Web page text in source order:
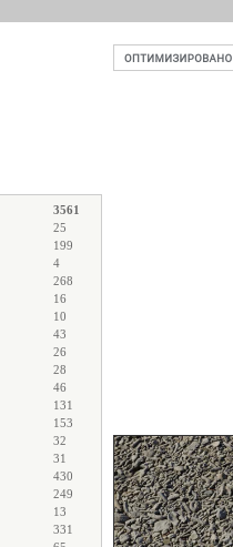
3561
25
199
4
268
16
10
43
26
28
46
131
153
32
31
430
249
13
331